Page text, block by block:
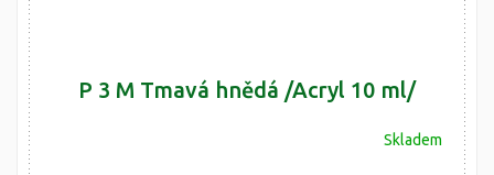
P 3 M Tmavá hnědá /Acryl 10 ml/
Skladem